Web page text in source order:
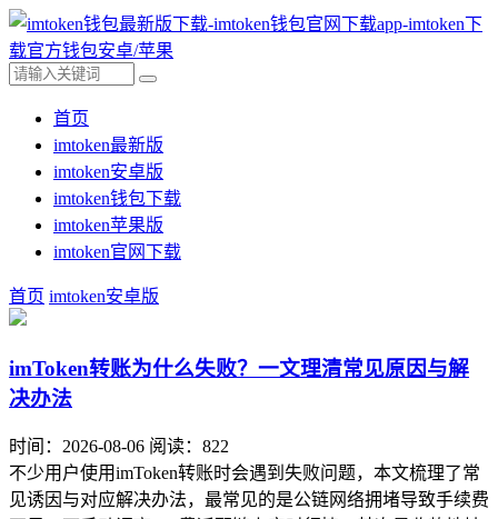
首页
imtoken最新版
imtoken安卓版
imtoken钱包下载
imtoken苹果版
imtoken官网下载
首页 imtoken安卓版
imToken转账为什么失败？一文理清常见原因与解
决办法
时间：2026-08-06 阅读：822
不少用户使用imToken转账时会遇到失败问题，本文梳理了常
见诱因与对应解决办法，最常见的是公链网络拥堵导致手续费